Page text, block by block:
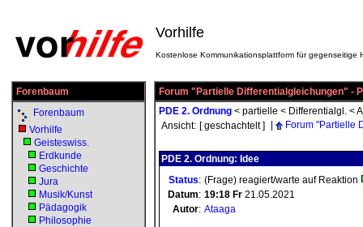
Vorhilfe
Kostenlose Kommunikationsplattform für gegenseitige
Forenbaum
Forenbaum
Vorhilfe
Geisteswiss.
Erdkunde
Geschichte
Jura
Musik/Kunst
Pädagogik
Philosophie
Forum "Partielle Differentialgleichungen" -
PDE 2. Ordnung < partielle < Differentialgl. <
Ansicht: [ geschachtelt ] Forum "Partielle
PDE 2. Ordnung: Idee
Status: (Frage) reagiert/warte auf Reaktion
Datum: 19:18 Fr 21.05.2021
Autor: Ataaga